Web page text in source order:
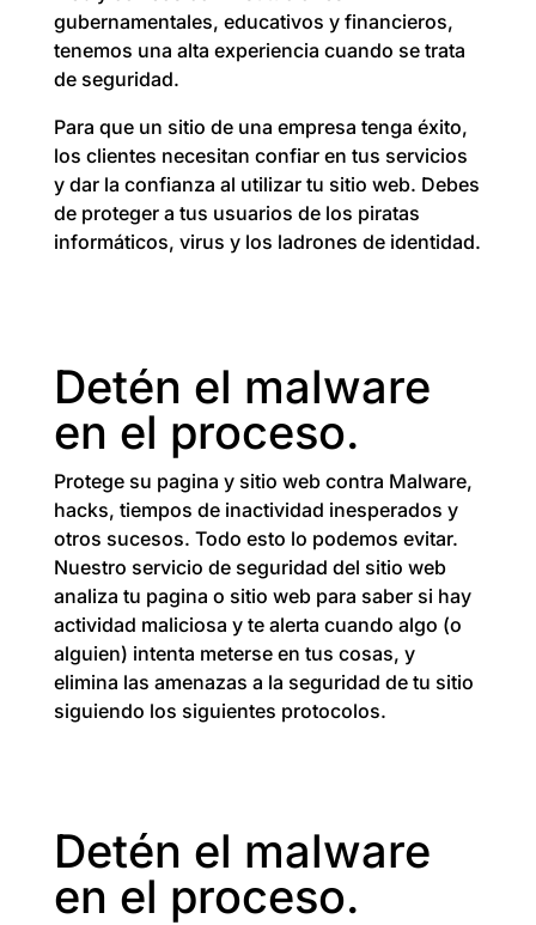
gubernamentales, educativos y financieros,
tenemos una alta experiencia cuando se trata
de seguridad.
Para que un sitio de una empresa tenga éxito,
los clientes necesitan confiar en tus servicios
y dar la confianza al utilizar tu sitio web. Debes
de proteger a tus usuarios de los piratas
informáticos, virus y los ladrones de identidad.
Detén el malware
en el proceso.
Protege su pagina y sitio web contra Malware,
hacks, tiempos de inactividad inesperados y
otros sucesos. Todo esto lo podemos evitar.
Nuestro servicio de seguridad del sitio web
analiza tu pagina o sitio web para saber si hay
actividad maliciosa y te alerta cuando algo (o
alguien) intenta meterse en tus cosas, y
elimina las amenazas a la seguridad de tu sitio
siguiendo los siguientes protocolos.
Detén el malware
en el proceso.